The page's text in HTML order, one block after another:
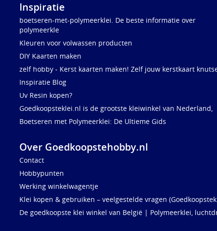
Inspiratie
boetseren-met-polymeerklei. De beste informatie over
polymeerkle
Kleuren voor volwassen producten
DIY Kaarten maken
zelf hobby - Kerst kaarten maken! Zelf jouw kerstkaart
Inspiratie Blog
Uv Resin kopen?
Goedkoopsteklei.nl is de grootste kleiwinkel van Nederland,
Boetseren met Polymeerklei: De Ultieme Gids
Over Goedkoopstehobby.nl
Contact
Hobbypunten
Werking winkelwagentje
Klei kopen & gebruiken – veelgestelde vragen
De goedkoopste klei winkel van België | Polymeerklei,